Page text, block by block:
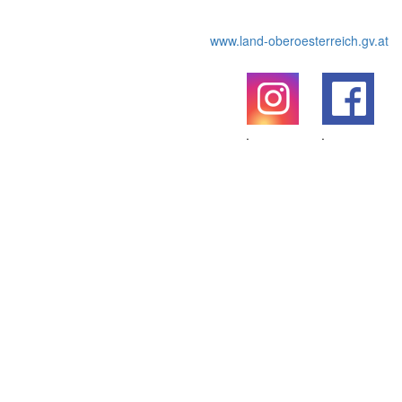
www.land-oberoesterreich.gv.at
.
.